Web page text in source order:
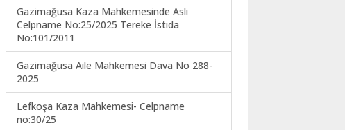
Gazimağusa Kaza Mahkemesinde Asli
Celpname No:25/2025 Tereke İstida
No:101/2011
Gazimağusa Aile Mahkemesi Dava No 288-
2025
Lefkoşa Kaza Mahkemesi- Celpname
no:30/25